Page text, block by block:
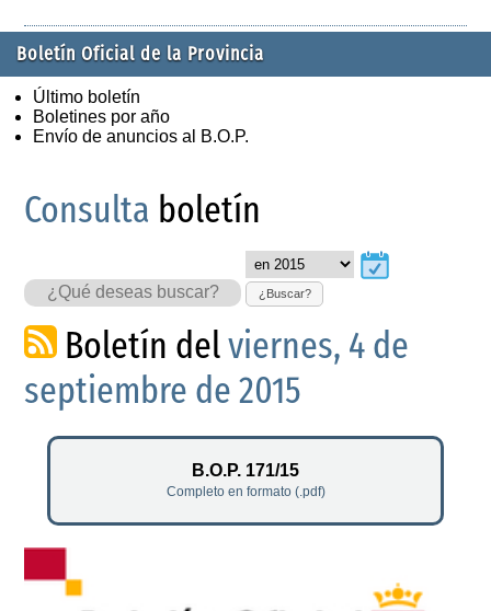
Boletín Oficial de la Provincia
Último boletín
Boletines por año
Envío de anuncios al B.O.P.
Consulta boletín
¿Buscar?
Boletín delviernes, 4 de
septiembre de 2015
B.O.P. 171/15
Completo en formato (.pdf)